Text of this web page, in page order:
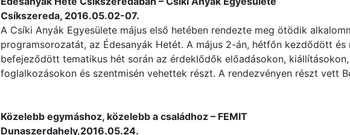
Csíkszereda, 2016.05.02-07.
A Csíki Anyák Egyesülete május első hetében rendezte meg ötödik
programsorozatát, az Édesanyák Hetét. A május 2-án, hétfőn kezdődött és
befejeződött tematikus hét során az érdeklődők előadásokon,
foglalkozásokon és szentmisén vehettek részt. A rendezvényen részt vett
Közelebb egymáshoz, közelebb a családhoz – FEMIT
Dunaszerdahely,2016.05.24.